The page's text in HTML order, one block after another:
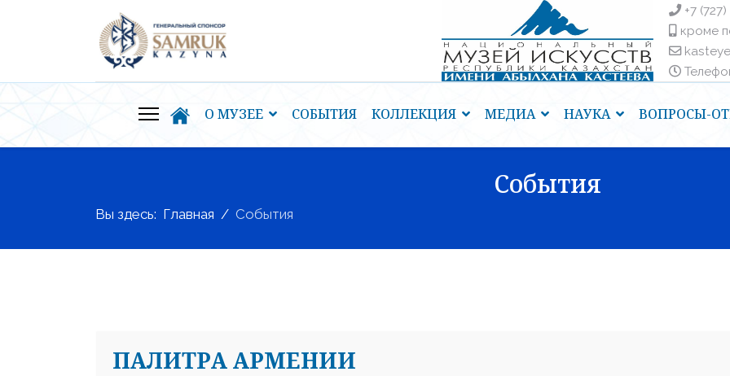
+7
кроме
О МУЗЕЕ СОБЫТИЯ КОЛЛЕКЦИЯ МЕДИА НАУКА ВОПРОСЫ-
События
Вы здесь: Главная События
ПАЛИТРА АРМЕНИИ